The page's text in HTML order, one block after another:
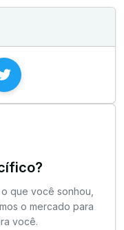
que você sonhou,
o mercado para
você.